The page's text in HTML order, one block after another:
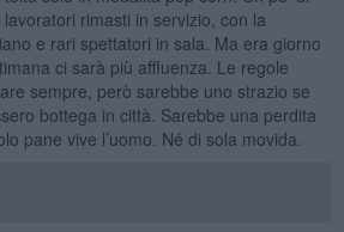
rimasti in servizio, con la
e rari spettatori in sala. Ma era giorno
ci sarà più affluenza. Le regole
sempre, però sarebbe uno strazio se
bottega in città. Sarebbe una perdita
pane vive l’uomo. Né di sola movida.